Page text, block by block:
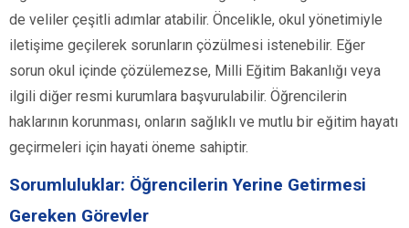
de veliler çeşitli adımlar atabilir. Öncelikle, okul yönetimiyle
iletişime geçilerek sorunların çözülmesi istenebilir. Eğer
sorun okul içinde çözülemezse, Milli Eğitim Bakanlığı veya
ilgili diğer resmi kurumlara başvurulabilir. Öğrencilerin
haklarının korunması, onların sağlıklı ve mutlu bir eğitim hayatı
geçirmeleri için hayati öneme sahiptir.
Sorumluluklar: Öğrencilerin Yerine Getirmesi
Gereken Görevler